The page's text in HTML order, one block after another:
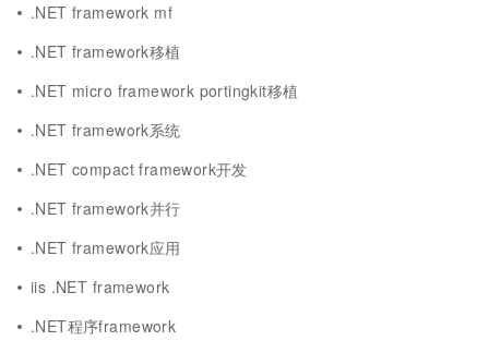
.NET framework mf
.NET framework移植
.NET micro framework portingkit移植
.NET framework系统
.NET compact framework开发
.NET framework并行
.NET framework应用
iis .NET framework
.NET程序framework